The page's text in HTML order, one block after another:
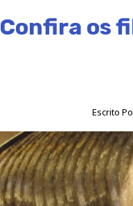
Confira os
Escrito